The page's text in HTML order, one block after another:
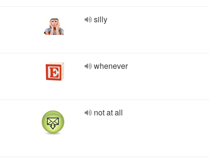
silly
whenever
not at all